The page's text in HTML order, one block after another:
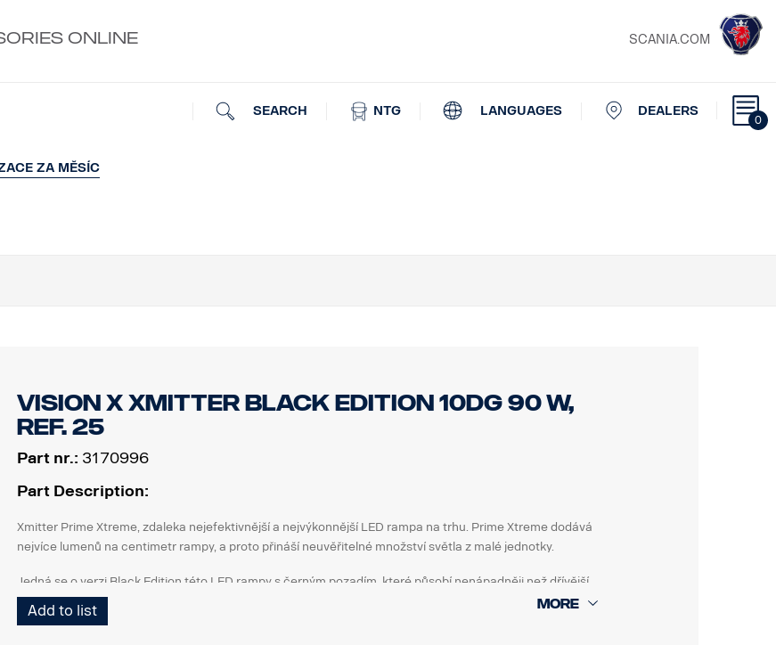
ONLINE SCANIA.COM
0
SEARCH NTG LANGUAGES DEALERS
ZA MĚSÍC
Vision X Xmitter BLACK EDITION 10dg 90 W,
ref. 25
Part nr.: 3170996
Part Description:
Xmitter Prime Xtreme, zdaleka nejefektivnější a nejvýkonnější LED rampa na trhu. Prime Xtreme dodává
nejvíce lumenů na centimetr rampy, a proto přináší neuvěřitelné množství světla z malé jednotky.
Jedná se o verzi Black Edition této LED rampy s černým pozadím, které působí nenápadněji než dřívější
chromované pozadí.
Add to list